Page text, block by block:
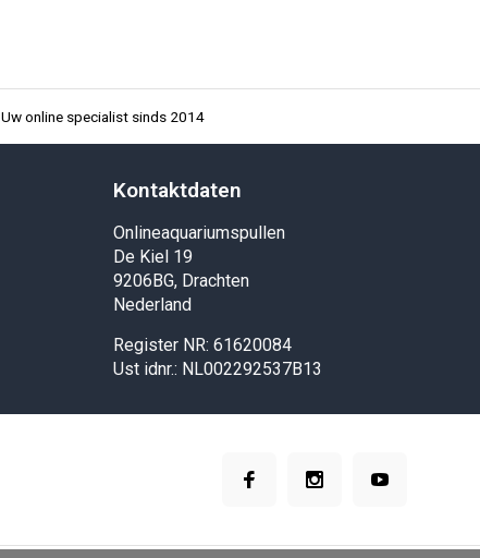
Uw online specialist sinds 2014
Kontaktdaten
Onlineaquariumspullen
De Kiel 19
9206BG, Drachten
Nederland
Register NR: 61620084
Ust idnr.: NL002292537B13